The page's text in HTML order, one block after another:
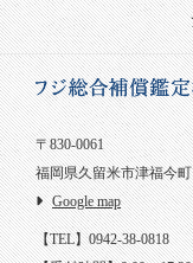
〒830-0061
福岡県久留米市津福今町
Google map
【TEL】0942-38-0818